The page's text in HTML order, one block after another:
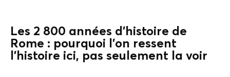
Les 2 800 années d'histoire de
Rome : pourquoi l'on ressent
l'histoire ici, pas seulement la voir